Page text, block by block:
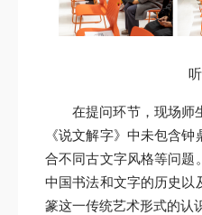
在提问环节，现场师
《说文解字》中未包含
合不同古文字风格等问题
中国书法和文字的历史以
篆这一传统艺术形式的认